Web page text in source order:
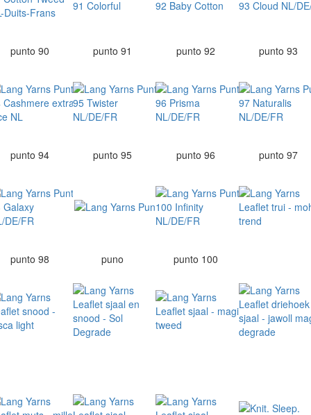
punto 90 punto 91 punto 92 punto 93
punto 94 punto 95 punto 96 punto 97
punto 98 puno punto 100